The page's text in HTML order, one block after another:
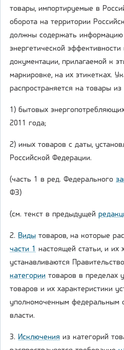
товары, импортируемые в
оборота на территории
должны содержать информацию
энергетической эффективности
документации, прилагаемой к
маркировке, на их этикетках.
распространяется на товары из
1) бытовых
2011 года;
2) иных товаров с даты,
Российской Федерации.
(часть 1 в ред. Федерального
ФЗ)
(см. текст в предыдущей
2. Виды товаров, на которые
части 1 настоящей статьи, и их
устанавливаются
категории товаров в пределах
товаров и их характеристики
уполномоченным федеральным
власти.
3. Исключения из категорий